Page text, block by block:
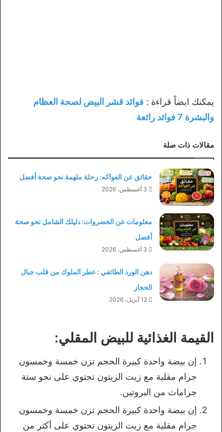
يمكنك ايضاً قراءة : فوائد قشر البيض لصحة العظام
والبشرة 7 فوائد رائعة
مقالات ذات صلة
حقائق عن الفواكه: رحلة ملهمة نحو صحة أفضل
3 أغسطس، 2026
معلومات عن الخضروات: دليلك الشامل نحو صحة
أفضل
3 أغسطس، 2026
دهن الورد الطائفي : عطر الملوك من قلب جبال
الحجاز
12 أبريل، 2026
القيمة الغذائية للبيض المقلي:
إن بيضة واحدة كبيرة الحجم تزن خمسة وخمسون
جرام مقلية مع زيت الزيتون تحتوي على نحو ستة
جرامات من البروتين.
إن بيضة واحدة كبيرة الحجم تزن خمسة وخمسون
جرام مقلية مع زيت الزيتون تحتوي على أكثر من